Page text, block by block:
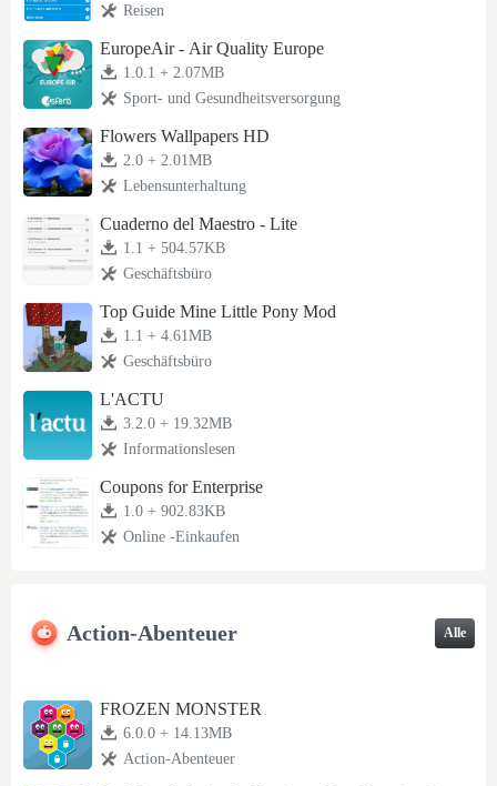
Reisen
EuropeAir - Air Quality Europe
1.0.1 + 2.07MB
Sport- und Gesundheitsversorgung
Flowers Wallpapers HD
2.0 + 2.01MB
Lebensunterhaltung
Cuaderno del Maestro - Lite
1.1 + 504.57KB
Geschäftsbüro
Top Guide Mine Little Pony Mod
1.1 + 4.61MB
Geschäftsbüro
L'ACTU
3.2.0 + 19.32MB
Informationslesen
Coupons for Enterprise
1.0 + 902.83KB
Online -Einkaufen
Action-Abenteuer Alle
FROZEN MONSTER
6.0.0 + 14.13MB
Action-Abenteuer